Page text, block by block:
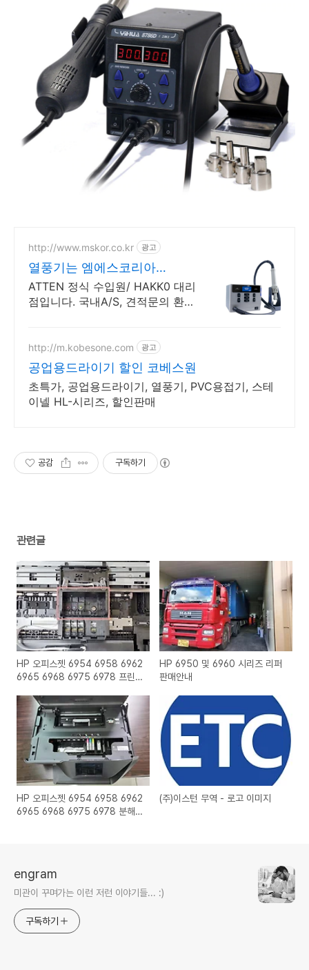
http://www.mskor.co.kr 광고
열풍기는 엠에스코리아
ATTEN 정품 당일 발송
ATTEN 정식 수입원/ HAKK0 대리
점입니다. 국내A/S, 견적문의 환영
이제 그만!
http://m.kobesone.com 광고
공업용드라이기 할인 코베스원
초특가, 공업용드라이기, 열풍기, PVC용접기, 스테
이넬 HL-시리즈, 할인판매
공감 구독하기
관련글
HP 오피스젯 6954 6958 6962
6965 6968 6975 6978 프린
HP 6950 및 6960 시리즈 리퍼
판매안내
HP 오피스젯 6954 6958 6962
6965 6968 6975 6978 분해
(주)이스턴 무역 - 로고 이미지
engram
미관이 꾸며가는 이런 저런 이야기들... :)
구독하기